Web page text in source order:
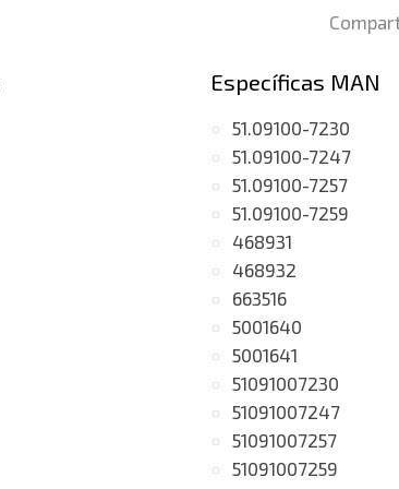
Específicas MAN
51.09100-7230
51.09100-7247
51.09100-7257
51.09100-7259
468931
468932
663516
5001640
5001641
51091007230
51091007247
51091007257
51091007259